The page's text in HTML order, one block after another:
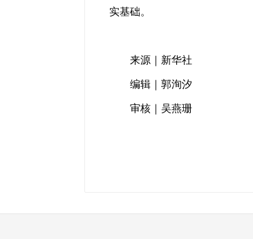
实基础。
来源｜新华社
编辑｜郭洵汐
审核｜吴燕珊